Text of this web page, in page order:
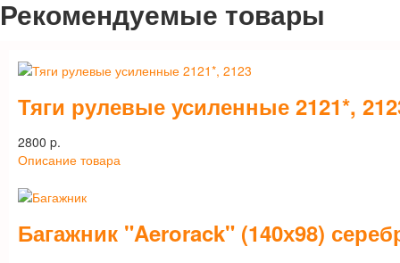
Рекомендуемые товары
Тяги рулевые усиленные 2121*,
2800 p.
Описание товара
Багажник "Aerorack" (140х98)